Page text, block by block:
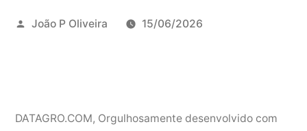
Publicado
João P Oliveira 15/06/2026
DATAGRO.COM, Orgulhosamente desenvolvido com